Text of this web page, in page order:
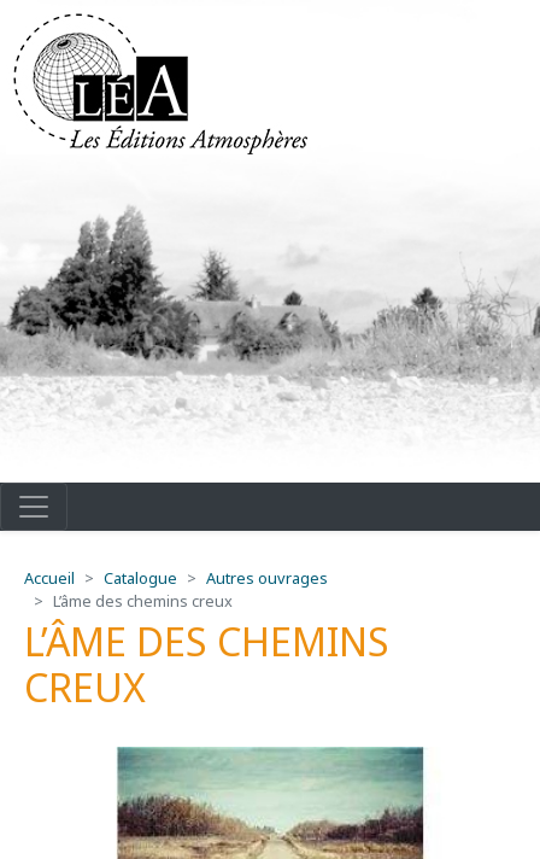
Accueil Catalogue
Autres ouvrages
L’âme des chemins creux
L’ÂME DES CHEMINS
CREUX